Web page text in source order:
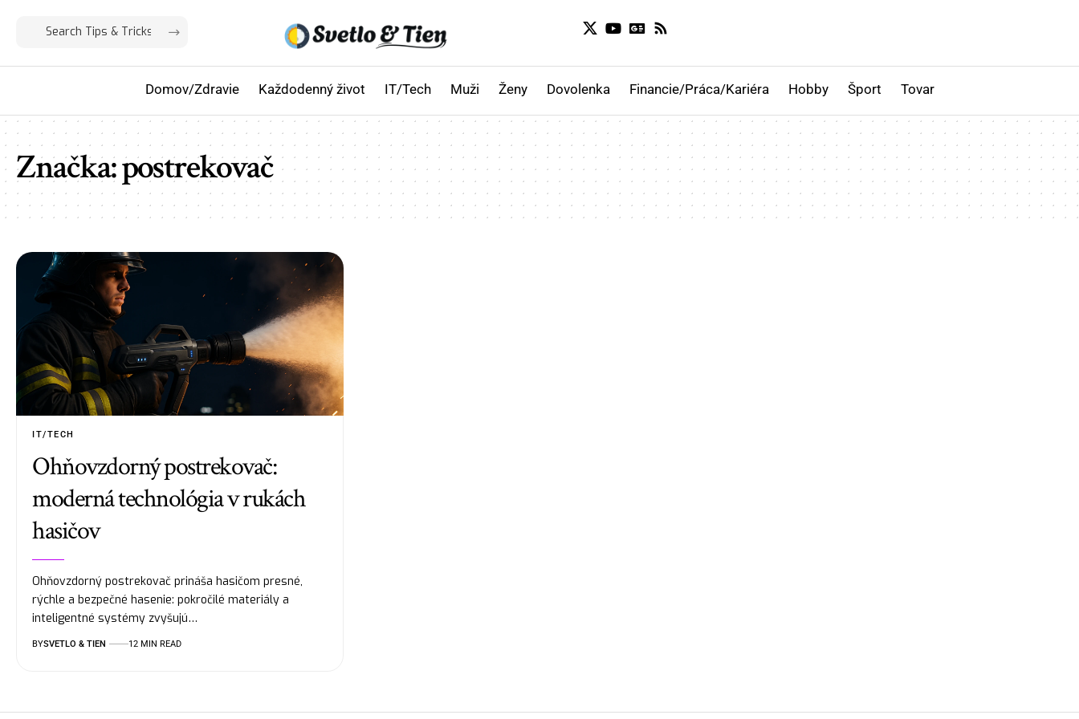
Domov/Zdravie Každodenný život IT/Tech Muži Ženy Dovolenka Financie/Práca/Kariéra Hobby Šport Tovar
Značka:postrekovač
IT/TECH
Ohňovzdorný postrekovač:
moderná technológia v rukách
hasičov
Ohňovzdorný postrekovač prináša hasičom presné,
rýchle a bezpečné hasenie: pokročilé materiály a
inteligentné systémy zvyšujú…
BYSVETLO & TIEN 12 MIN READ